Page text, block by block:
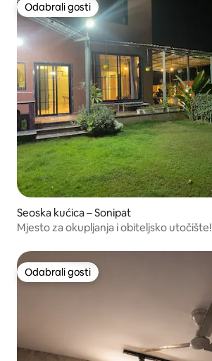
Odabrali gosti
Odabrali gosti
Seoska kućica – Sonipat
Mjesto za okupljanja i obiteljsko utočište!
Odabrali gosti
Odabrali gosti